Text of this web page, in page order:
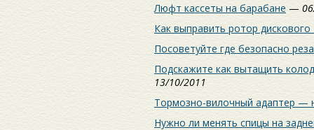
Люфт кассеты на барабане —
Как выправить ротор дискового
Посоветуйте где безопасно
Подскажите как вытащить
13/10/2011
Тормозно-вилочный адаптер —
Нужно ли менять спицы на